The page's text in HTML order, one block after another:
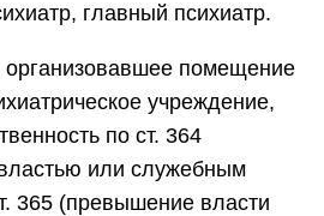
главный психиатр.
помещение
учреждение,
по ст. 364
или служебным
365 (превышение власти